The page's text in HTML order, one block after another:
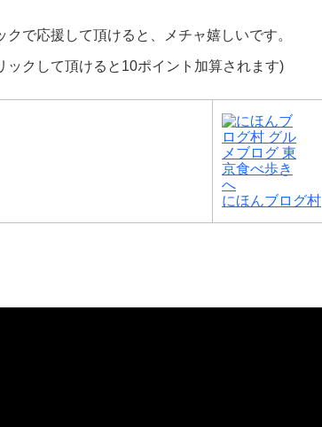
クで応援して頂けると、メチャ嬉しいです。
ックして頂けると10ポイント加算されます)
にほんブログ村